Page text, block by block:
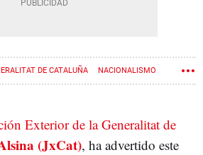
DE CATALUÑA NACIONALISMO
ACCIÓN EXTERIOR
Exterior de la Generalitat de
(JxCat), ha advertido este